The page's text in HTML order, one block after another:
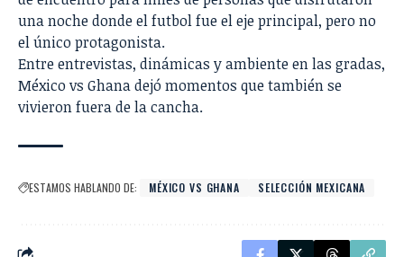
una noche donde el futbol fue el eje principal, pero no
el único protagonista.
Entre entrevistas, dinámicas y ambiente en las gradas,
México vs Ghana dejó momentos que también se
vivieron fuera de la cancha.
ESTAMOS HABLANDO DE: MÉXICO VS GHANA SELECCIÓN MEXICANA